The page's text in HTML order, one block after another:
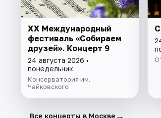
XX Международный
фестиваль «Собираем
друзей». Концерт 9
24 августа 2026 •
понедельник
Консерватория им.
Чайковского
Все концерты в Москве →